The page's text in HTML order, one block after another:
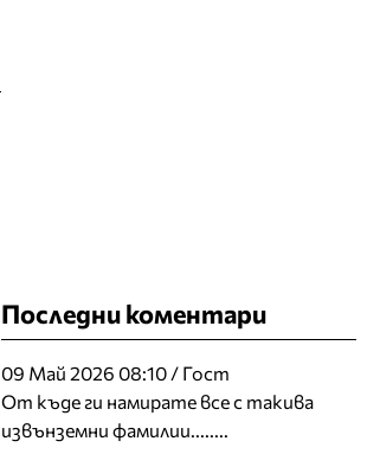
Последни коментари
09 Май 2026 08:10 / Гост
От къде ги намирате все с такива
извънземни фамилии........